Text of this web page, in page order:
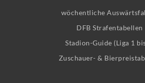
wöchentliche
DFB Strafentabellen
Stadion-Guide (Liga 1
Zuschauer- &